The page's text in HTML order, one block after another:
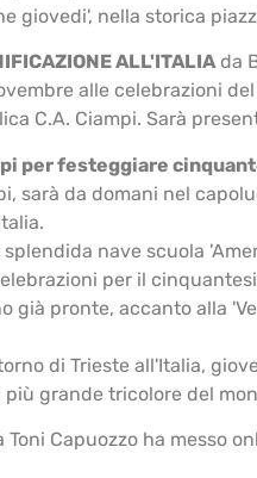
giovedi', nella storica
ALL'ITALIAda
alle celebrazioni
C.A. Ciampi. Sarà
per festeggiare
sarà da domani nel
nave scuola
per il
già pronte, accanto alla
di Trieste all'Italia,
grande tricolore del
Capuozzo ha messo